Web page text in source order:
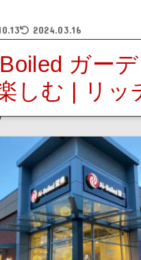
2024.03.16
ガー
しむ | リッ